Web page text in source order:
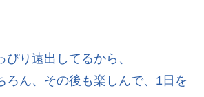
り遠出してるから、
ろん、その後も楽しんで、1日を